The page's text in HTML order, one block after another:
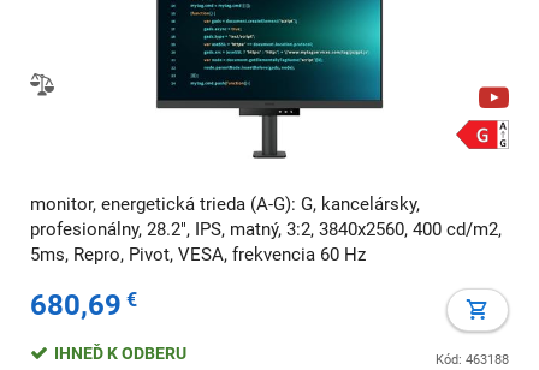
monitor, energetická trieda (A-G): G, kancelársky,
profesionálny, 28.2", IPS, matný, 3:2, 3840x2560, 400 cd/m2,
5ms, Repro, Pivot, VESA, frekvencia 60 Hz
680,69 €
Kód: 463188
IHNEĎ K ODBERU